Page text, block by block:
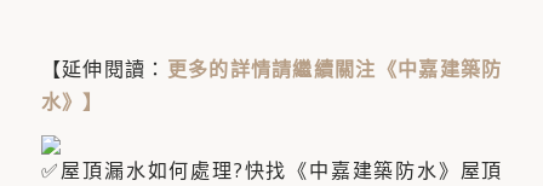
【延伸閱讀： 更多的詳情請繼續關注《中嘉建築防
水》 】
屋頂漏水如何處理?快找《中嘉建築防水》屋頂